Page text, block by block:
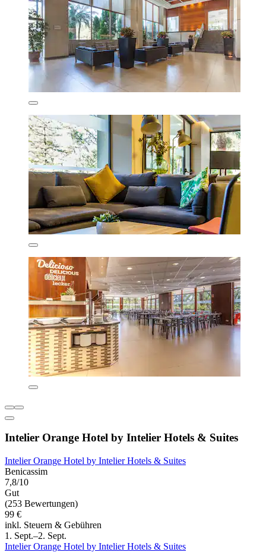
Intelier Orange Hotel by Intelier Hotels & Suites
Intelier Orange Hotel by Intelier Hotels & Suites
Benicassim
7,8/10
Gut
(253 Bewertungen)
99 €
inkl. Steuern & Gebühren
1. Sept.–2. Sept.
Intelier Orange Hotel by Intelier Hotels & Suites